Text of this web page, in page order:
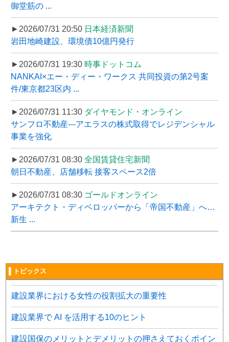
御堂筋の ...
►2026/07/31 20:50 日本経済新聞
岩田地崎建設、環境債10億円発行
►2026/07/31 19:30 時事ドットコム
NANKAI×エー・ディー・ワークス 共同投資の第2号案
件/東京都23区内 ...
►2026/07/31 11:30 ダイヤモンド・オンライン
サンフロ不動産---アエラスの株式取得でレジデンシャル
事業を強化
►2026/07/31 08:30 全国賃貸住宅新聞
朝日不動産、店舗移転 接客スペース2倍
►2026/07/31 08:30 ゴールドオンライン
アーキテクト・ディベロッパーから「帝国不動産」へ…
新生 ...
▌トピックス
建設業界における女性の役割拡大の重要性
建設業界で AI を活用する10のヒント
建設国保のメリットとデメリットの押さえておくポイン